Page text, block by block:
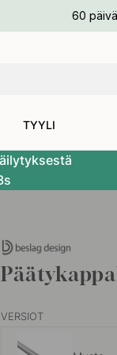
60
TYYLI
VERSIOT